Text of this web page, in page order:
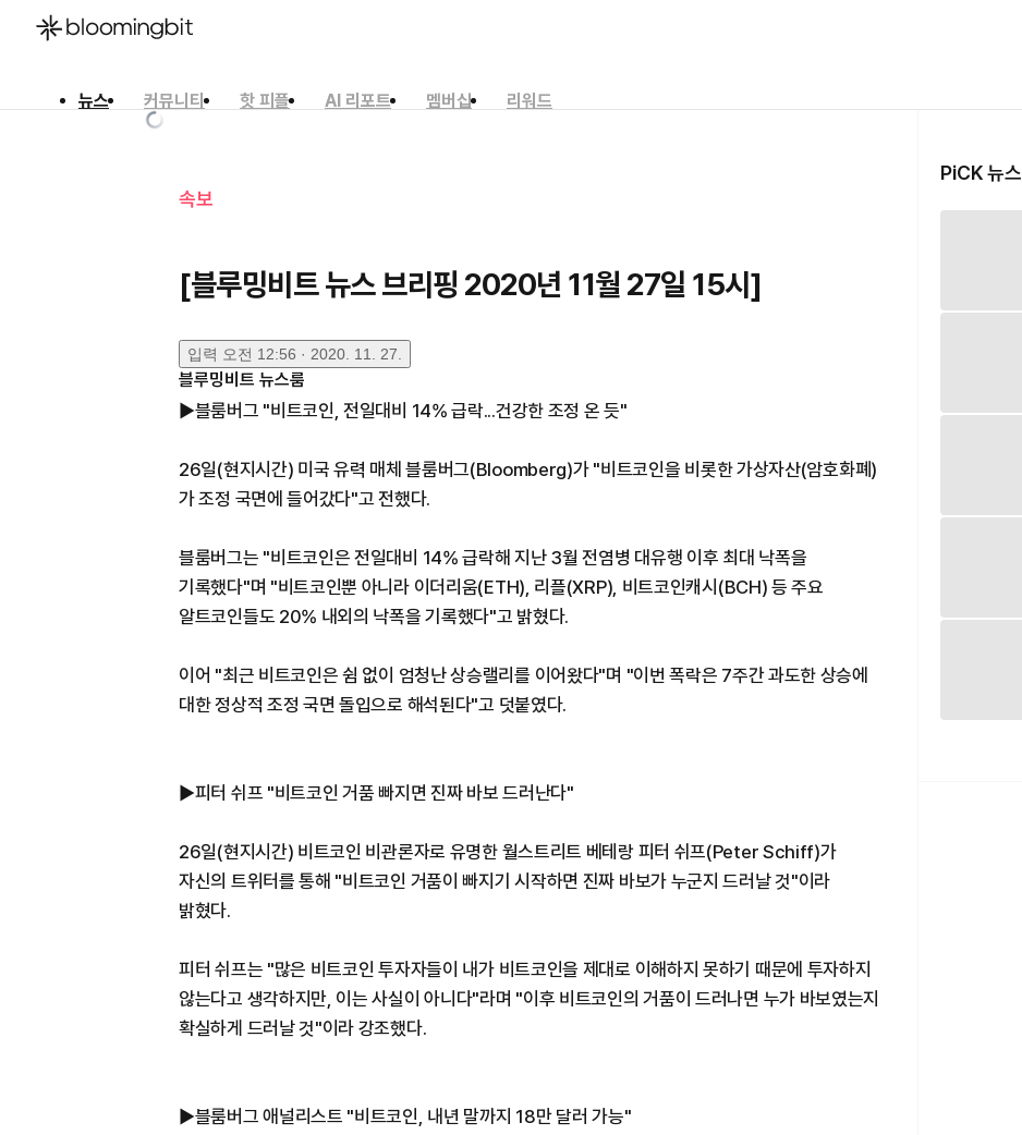
뉴스 커뮤니티 핫 피플 AI 리포트 멤버십
리워드
속보
[블루밍비트 뉴스 브리핑 2020년 11월 27일 15시]
입력 오전 12:56 · 2020. 11. 27.
블루밍비트 뉴스룸
▶블룸버그 "비트코인, 전일대비 14% 급락...건강한 조정 온 듯"
26일(현지시간) 미국 유력 매체 블룸버그(Bloomberg)가 "비트코인을 비롯한 가상자산(암호화폐)
가 조정 국면에 들어갔다"고 전했다.
블룸버그는 "비트코인은 전일대비 14% 급락해 지난 3월 전염병 대유행 이후 최대 낙폭을
기록했다"며 "비트코인뿐 아니라 이더리움(ETH), 리플(XRP), 비트코인캐시(BCH) 등 주요
알트코인들도 20% 내외의 낙폭을 기록했다"고 밝혔다.
이어 "최근 비트코인은 쉼 없이 엄청난 상승랠리를 이어왔다"며 "이번 폭락은 7주간 과도한 상승에
대한 정상적 조정 국면 돌입으로 해석된다"고 덧붙였다.
▶피터 쉬프 "비트코인 거품 빠지면 진짜 바보 드러난다"
26일(현지시간) 비트코인 비관론자로 유명한 월스트리트 베테랑 피터 쉬프(Peter Schiff)가
자신의 트위터를 통해 "비트코인 거품이 빠지기 시작하면 진짜 바보가 누군지 드러날 것"이라
밝혔다.
피터 쉬프는 "많은 비트코인 투자자들이 내가 비트코인을 제대로 이해하지 못하기 때문에 투자하지
않는다고 생각하지만, 이는 사실이 아니다"라며 "이후 비트코인의 거품이 드러나면 누가 바보였는지
확실하게 드러날 것"이라 강조했다.
▶블룸버그 애널리스트 "비트코인, 내년 말까지 18만 달러 가능"
PiCK 뉴스